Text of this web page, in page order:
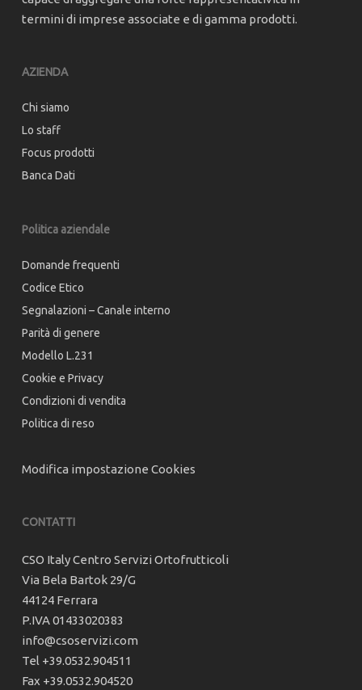
termini di imprese associate e di gamma prodotti.
AZIENDA
Chi siamo
Lo staff
Focus prodotti
Banca Dati
Politica aziendale
Domande frequenti
Codice Etico
Segnalazioni – Canale interno
Parità di genere
Modello L.231
Cookie e Privacy
Condizioni di vendita
Politica di reso
Modifica impostazione Cookies
CONTATTI
CSO Italy Centro Servizi Ortofrutticoli
Via Bela Bartok 29/G
44124 Ferrara
P.IVA 01433020383
info@csoservizi.com
Tel +39.0532.904511
Fax +39.0532.904520